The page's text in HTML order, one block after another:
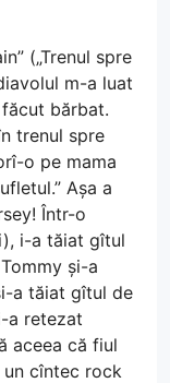
(„Trenul spre
m-a luat
bărbat.
trenul spre
o pe mama
Așa a
Într-o
i-a tăiat gîtul
și-a
a tăiat gîtul de
a retezat
aceea că fiul
un cîntec rock